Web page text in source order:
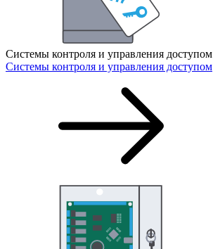
Системы контроля и управления доступом
Системы контроля и управления доступом